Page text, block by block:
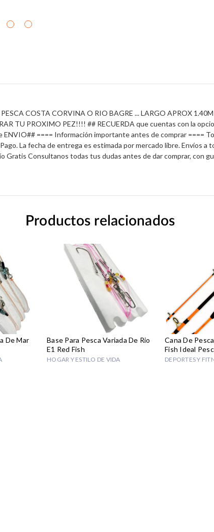
COSTA CORVINA O RIO BAGRE ... LARGO APROX
TU PROXIMO PEZ!!!! ## RECUERDA que cuentas con la
==== Información importante antes de comprar ====
La fecha de entrega es estimada por mercado libre. Envíos a
Gratis Consultanos todas tus dudas antes de dar comprar, con
Productos relacionados
De Mar
Base Para Pesca Variada De Rio
E1 Red Fish
HOGAR Y ESTILO DE VIDA
Cana De
Fish Ideal
DEPORTES Y